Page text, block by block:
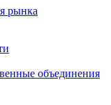
рынка
объединения